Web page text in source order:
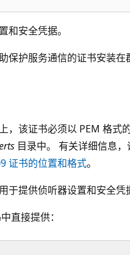
和安全凭据。
保护服务通信的证书安装在
，该证书必须以 PEM 格式
目录中。 有关详细信息，
证书的位置和格式。
于提供侦听器设置和安全凭
直接提供：